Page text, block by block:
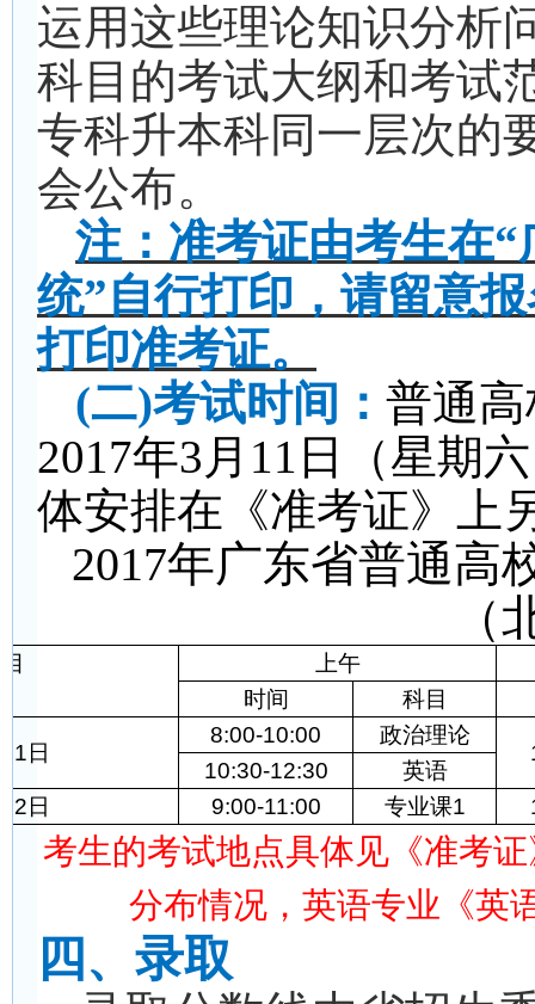
运用这些理论知识分析
科目的考试大纲和考试
专科升本科同一层次的
会公布。
注：准考证由考生在
统”自行打印，请留意
打印准考证。
(二)考试时间：普通
2017年3月11日（星期
体安排在《准考证》上
2017年广东省普通高
（
上午
时间
科目
日
8:00-10:00 政治理论
10:30-12:30
英语
日
9:00-11:00 专业课1
考生的考试地点具体见《准考
分布情况，英语专业《英
四、录取